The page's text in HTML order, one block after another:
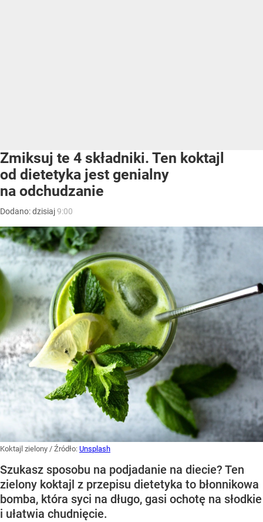
Zmiksuj te 4 składniki. Ten koktajl
od dietetyka jest genialny
na odchudzanie
Dodano:dzisiaj9:00
Koktajl zielony / Źródło: Unsplash
Szukasz sposobu na podjadanie na diecie? Ten
zielony koktajl z przepisu dietetyka to błonnikowa
bomba, która syci na długo, gasi ochotę na słodkie
i ułatwia chudnięcie.